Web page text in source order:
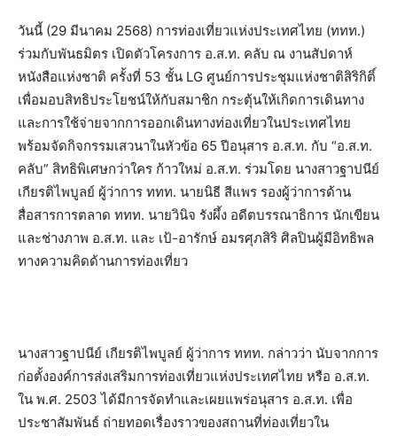
วันนี้ (29 มีนาคม 2568) การท่องเที่ยวแห่งประเทศไทย (ททท.)
ร่วมกับพันธมิตร เปิดตัวโครงการ อ.ส.ท. คลับ ณ งานสัปดาห์
หนังสือแห่งชาติ ครั้งที่ 53 ชั้น LG ศูนย์การประชุมแห่งชาติสิริกิติ์
เพื่อมอบสิทธิประโยชน์ให้กับสมาชิก กระตุ้นให้เกิดการเดินทาง
และการใช้จ่ายจากการออกเดินทางท่องเที่ยวในประเทศไทย
พร้อมจัดกิจกรรมเสวนาในหัวข้อ 65 ปีอนุสาร อ.ส.ท. กับ “อ.ส.ท.
คลับ” สิทธิพิเศษกว่าใคร ก้าวใหม่ อ.ส.ท. ร่วมโดย นางสาวฐาปนีย์
เกียรติไพบูลย์ ผู้ว่าการ ททท. นายนิธี สีแพร รองผู้ว่าการด้าน
สื่อสารการตลาด ททท. นายวินิจ รังผึ้ง อดีตบรรณาธิการ นักเขียน
และช่างภาพ อ.ส.ท. และ เป้-อารักษ์ อมรศุภสิริ ศิลปินผู้มีอิทธิพล
ทางความคิดด้านการท่องเที่ยว
นางสาวฐาปนีย์ เกียรติไพบูลย์ ผู้ว่าการ ททท. กล่าวว่า นับจากการ
ก่อตั้งองค์การส่งเสริมการท่องเที่ยวแห่งประเทศไทย หรือ อ.ส.ท.
ใน พ.ศ. 2503 ได้มีการจัดทำและเผยแพร่อนุสาร อ.ส.ท. เพื่อ
ประชาสัมพันธ์ ถ่ายทอดเรื่องราวของสถานที่ท่องเที่ยวใน